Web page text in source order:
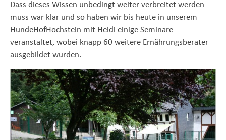
Dass dieses Wissen unbedingt weiter verbreitet werden
muss war klar und so haben wir bis heute in unserem
HundeHofHochstein mit Heidi einige Seminare
veranstaltet, wobei knapp 60 weitere Ernährungsberater
ausgebildet wurden.